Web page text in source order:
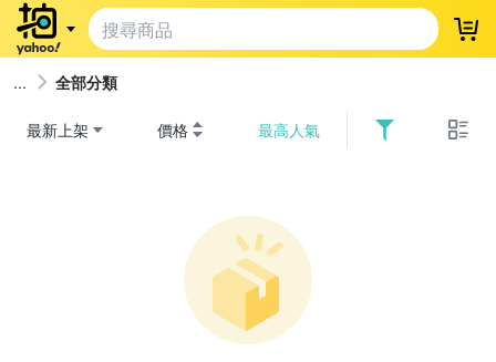
登
全部分類
最新上架 價格 最高人氣